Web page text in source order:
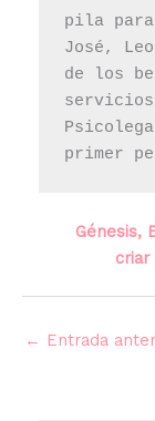
pila
José,
de los
primer
Génesis,
criar
← Entrada